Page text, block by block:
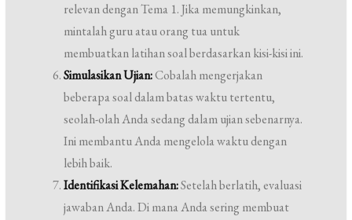
relevan dengan Tema 1. Jika memungkinkan,
mintalah guru atau orang tua untuk
membuatkan latihan soal berdasarkan kisi-kisi ini.
Simulasikan Ujian:Cobalah mengerjakan
beberapa soal dalam batas waktu tertentu,
seolah-olah Anda sedang dalam ujian sebenarnya.
Ini membantu Anda mengelola waktu dengan
lebih baik.
Identifikasi Kelemahan:Setelah berlatih, evaluasi
jawaban Anda. Di mana Anda sering membuat